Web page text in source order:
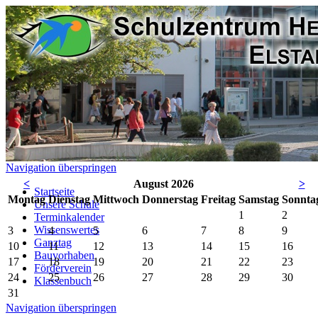
Navigation überspringen
Startseite
Unsere Schule
Terminkalender
Wissenswertes
Ganztag
Bauvorhaben
Förderverein
Klassenbuch
< August 2026
>
Montag Dienstag Mittwoch Donnerstag Freitag Samstag So
1
2
3
4 5 6 7 8
9
10
11 12 13 14 15
16
17
18 19 20 21 22
23
24
25 26 27 28 29
30
31
Navigation überspringen